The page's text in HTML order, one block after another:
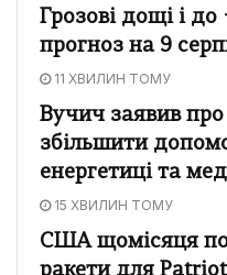
Грозові дощі і
прогноз на 9
11 ХВИЛИН ТОМУ
Вучич заявив про
збільшити
енергетиці та
15 ХВИЛИН ТОМУ
США щомісяця
ракети для